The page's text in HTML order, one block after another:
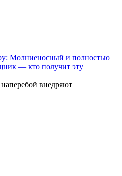
Молниеносный и полностью
— кто получит эту
внедряют